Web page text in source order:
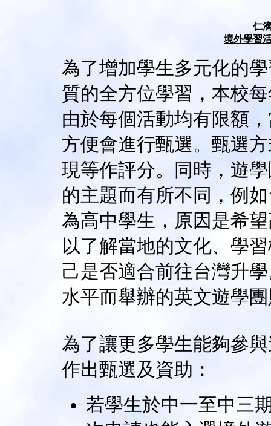
仁
境外學習
為了增加學生多元化的
質的全方位學習，本校
由於每個活動均有限額
方便會進行甄選。甄選
現等作評分。同時，遊
的主題而有所不同，例
為高中學生，原因是希
以了解當地的文化、學
己是否適合前往台灣升
水平而舉辦的英文遊學
為了讓更多學生能夠參
作出甄選及資助：
若學生於中一至中三